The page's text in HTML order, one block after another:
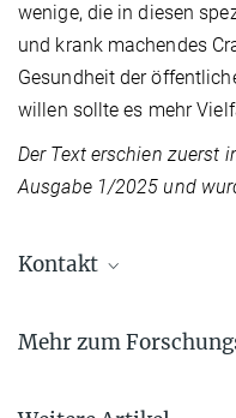
wenige, die in diesen
und krank machendes
Gesundheit der
willen sollte es mehr
Der Text erschien zuerst
Ausgabe 1/2025 und
Kontakt
Forschungsgruppenleiter
Mehr zum